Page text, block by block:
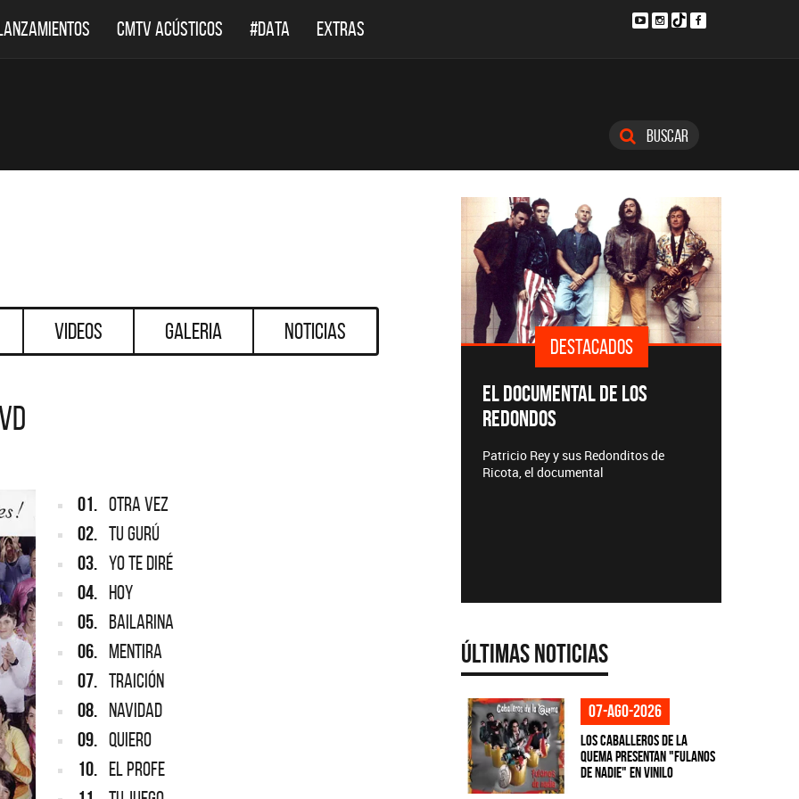
CMTV ACÚSTICOS #DATA EXTRAS
Buscar
Videos Galeria Noticias
01. OTRA VEZ
02. TU GURÚ
03. YO TE DIRÉ
04. HOY
05. BAILARINA
06. MENTIRA
07. TRAICIÓN
08. NAVIDAD
09. QUIERO
10. EL PROFE
DESTACADOS DESTACADOS DESTACADOS
SINGLES Y DISCOS DESTACADOS
Lanzamientos CMTV
Últimas Noticias
07-ago-2026
Los Caballeros de la
Quema presentan "Fulanos
de Nadie" en vinilo